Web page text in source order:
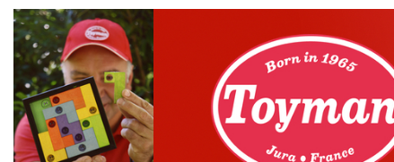
Passer au contenu